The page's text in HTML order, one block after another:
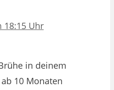
18:15 Uhr
in deinem
10 Monaten